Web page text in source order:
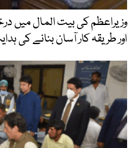
وزیراعظم کی بیت المال میں
اور طریقہ کار آسان بنانے کی